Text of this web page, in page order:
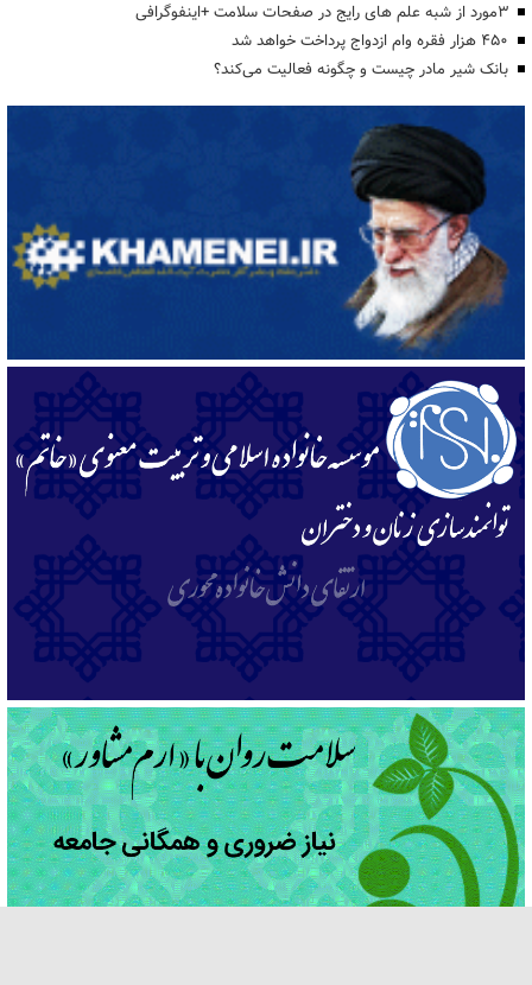
3مورد از شبه علم های رایج در صفحات سلامت +اینفوگرافی
۴۵۰ هزار فقره وام ازدواج پرداخت خواهد شد
بانک شیر مادر چیست و چگونه فعالیت می‌کند؟